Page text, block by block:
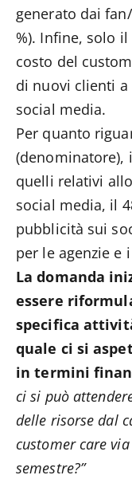
generato dai
%). Infine, solo
costo del
di nuovi clienti a
social media.
Per quanto
(denominatore),
quelli relativi
social media, il
pubblicità sui
per le agenzie e
La domanda
essere
specifica
quale ci si
in termini
ci si può
delle risorse dal
customer care
semestre?”